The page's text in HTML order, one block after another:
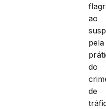
ao
pela
do
de